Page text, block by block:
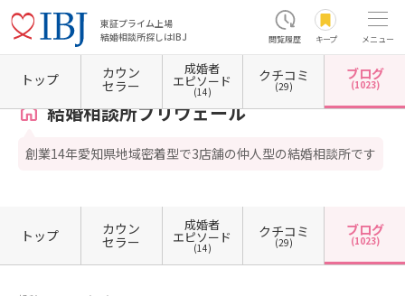
東証プライム上場
結婚相談所探しはIBJ
閲覧履歴 キープ メニュー
ホーム 愛知県の結婚相談所 愛知県名古屋市 愛知県名古屋市中村区 愛知県名古屋市
結婚相談所プリヴェール
創業14年愛知県地域密着型で3店舗の仲人型の結婚相談所です
トップ カウン
セラー
成婚者
エピソード
(14)
クチコミ
(29)
ブログ
(1023)
トップ カウン
セラー
成婚者
エピソード
(14)
クチコミ
(29)
ブログ
(1023)